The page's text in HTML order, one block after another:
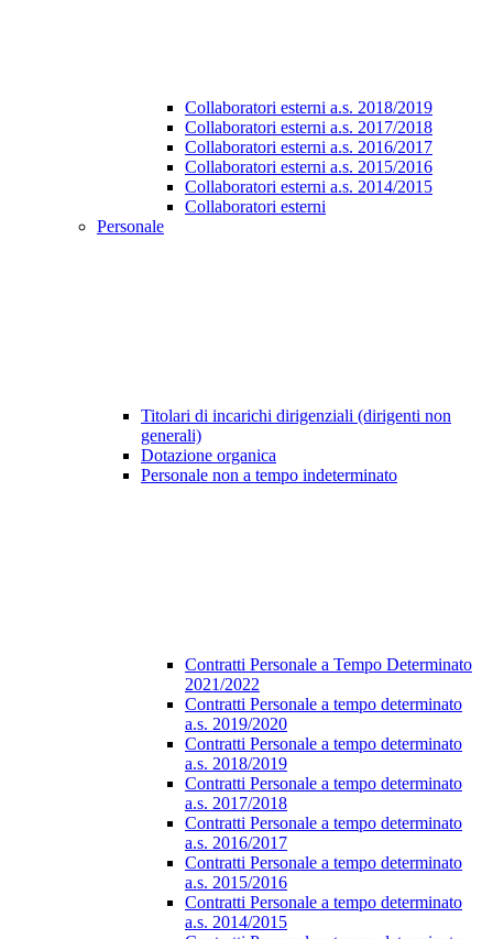
Collaboratori esterni a.s. 2018/2019
Collaboratori esterni a.s. 2017/2018
Collaboratori esterni a.s. 2016/2017
Collaboratori esterni a.s. 2015/2016
Collaboratori esterni a.s. 2014/2015
Collaboratori esterni
Personale
Titolari di incarichi dirigenziali (dirigenti non
generali)
Dotazione organica
Personale non a tempo indeterminato
Contratti Personale a Tempo Determinato
2021/2022
Contratti Personale a tempo determinato
a.s. 2019/2020
Contratti Personale a tempo determinato
a.s. 2018/2019
Contratti Personale a tempo determinato
a.s. 2017/2018
Contratti Personale a tempo determinato
a.s. 2016/2017
Contratti Personale a tempo determinato
a.s. 2015/2016
Contratti Personale a tempo determinato
a.s. 2014/2015